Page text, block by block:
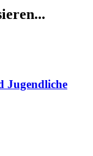
Jugendliche